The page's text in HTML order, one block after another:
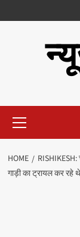
HOME
RISHIKESH:
गाड़ी का ट्रायल कर रहे